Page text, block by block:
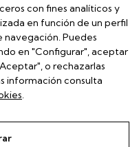
con fines analíticos y
en función de un perfil
Puedes
en "Configurar", aceptar
o rechazarlas
información consulta
.